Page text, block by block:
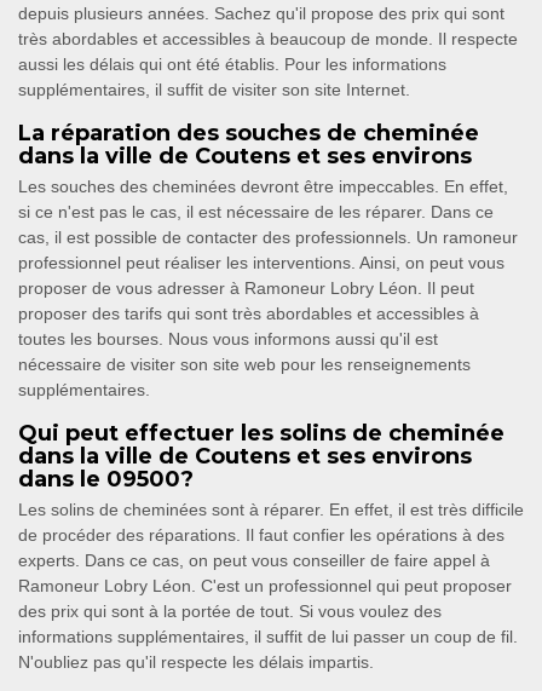
depuis plusieurs années. Sachez qu'il propose des prix qui sont
très abordables et accessibles à beaucoup de monde. Il respecte
aussi les délais qui ont été établis. Pour les informations
supplémentaires, il suffit de visiter son site Internet.
La réparation des souches de cheminée
dans la ville de Coutens et ses environs
Les souches des cheminées devront être impeccables. En effet,
si ce n'est pas le cas, il est nécessaire de les réparer. Dans ce
cas, il est possible de contacter des professionnels. Un ramoneur
professionnel peut réaliser les interventions. Ainsi, on peut vous
proposer de vous adresser à Ramoneur Lobry Léon. Il peut
proposer des tarifs qui sont très abordables et accessibles à
toutes les bourses. Nous vous informons aussi qu'il est
nécessaire de visiter son site web pour les renseignements
supplémentaires.
Qui peut effectuer les solins de cheminée
dans la ville de Coutens et ses environs
dans le 09500?
Les solins de cheminées sont à réparer. En effet, il est très difficile
de procéder des réparations. Il faut confier les opérations à des
experts. Dans ce cas, on peut vous conseiller de faire appel à
Ramoneur Lobry Léon. C'est un professionnel qui peut proposer
des prix qui sont à la portée de tout. Si vous voulez des
informations supplémentaires, il suffit de lui passer un coup de fil.
N'oubliez pas qu'il respecte les délais impartis.